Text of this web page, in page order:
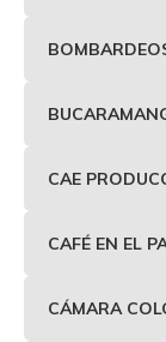
CAE
CAFÉ EN EL
CÁMARA